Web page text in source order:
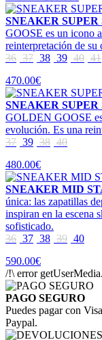
SNEAKER SUPER
GOOSE es un icono
reinterpretación de
36 37 38 39 40 41
470.00€
SNEAKER SUPER
GOLDEN GOOSE
evolución. Es una
37 39 38 40
480.00€
SNEAKER MID
única: las zapatillas
inspiran en la escena
sofisticado.
36 37 38 39 40
590.00€
/!\ error getUserMedia.
PAGO SEGURO
Puedes pagar con
Paypal.